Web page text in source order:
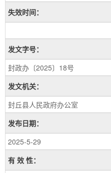
失效时间：
发文字号：
封政办〔2025〕18号
发文机关：
封丘县人民政府办公室
发布日期：
2025-5-29
有 效 性：